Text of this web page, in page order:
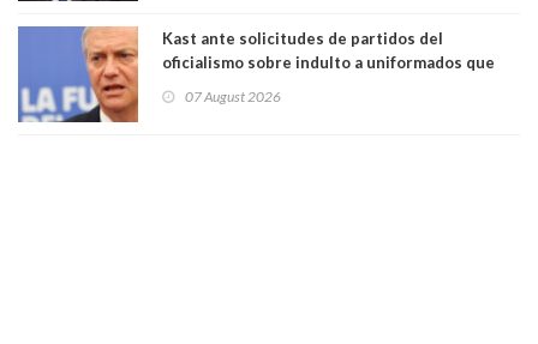
Kast ante solicitudes de partidos del
oficialismo sobre indulto a uniformados que
07 August 2026